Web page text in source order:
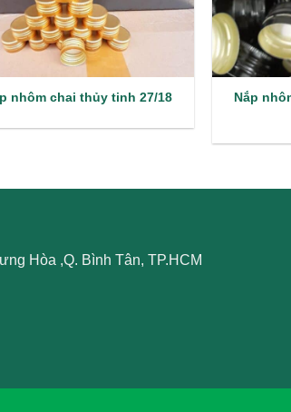
nhôm chai thủy tinh 27/18
Nắp
Hòa ,Q. Bình Tân, TP.HCM